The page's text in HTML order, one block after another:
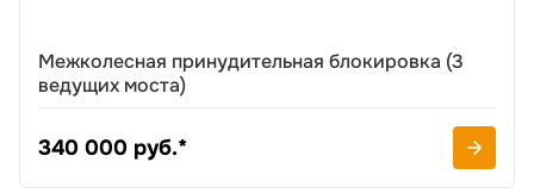
Межколесная принудительная блокировка (3
ведущих моста)
340 000 руб.*